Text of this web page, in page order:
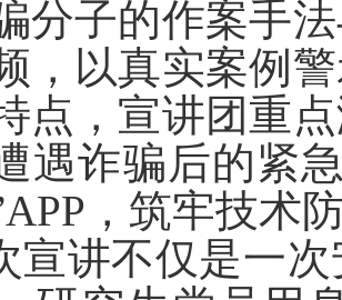
分子的作案手
，以真实案例
点，宣讲团重
遇诈骗后的紧
，筑牢技术
宣讲不仅是一